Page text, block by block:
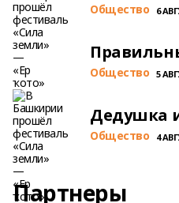
Общество 6
Общество 5
Дедушка
Общество 4
Партнеры